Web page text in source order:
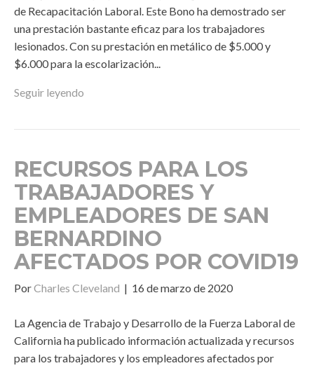
de Recapacitación Laboral. Este Bono ha demostrado ser
una prestación bastante eficaz para los trabajadores
lesionados. Con su prestación en metálico de $5.000 y
$6.000 para la escolarización...
Seguir leyendo
RECURSOS PARA LOS
TRABAJADORES Y
EMPLEADORES DE SAN
BERNARDINO
AFECTADOS POR COVID19
PorCharles Cleveland | 16 de marzo de 2020
La Agencia de Trabajo y Desarrollo de la Fuerza Laboral de
California ha publicado información actualizada y recursos
para los trabajadores y los empleadores afectados por